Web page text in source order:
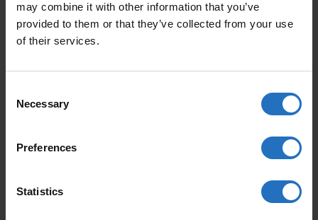
may combine it with other information that you’ve
provided to them or that they’ve collected from your use
of their services.
Selection
Necessary
Preferences
Statistics
TEPPICH HAIKU - DESIGN ELINA HELENIUS
QUANTITY
IN DEN WARENKORB